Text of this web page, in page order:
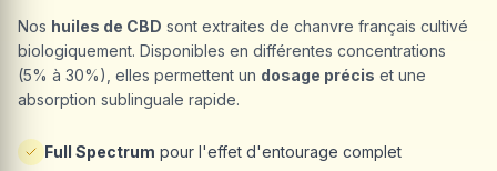
Nos huiles de CBD sont extraites de chanvre français cultivé
biologiquement. Disponibles en différentes concentrations
(5% à 30%), elles permettent un dosage précis et une
absorption sublinguale rapide.
Full Spectrum pour l'effet d'entourage complet